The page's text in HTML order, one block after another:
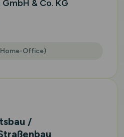
& Co. KG
Office)
/